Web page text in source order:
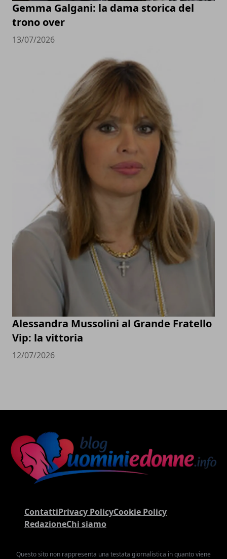
Gemma Galgani: la dama storica del
trono over
13/07/2026
Alessandra Mussolini al Grande Fratello
Vip: la vittoria
12/07/2026
ContattiPrivacy PolicyCookie Policy
RedazioneChi siamo
Questo sito non rappresenta una testata giornalistica in quanto viene